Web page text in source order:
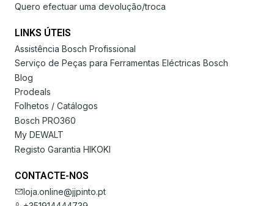
Quero efectuar uma devolução/troca
LINKS ÚTEIS
Assistência Bosch Profissional
Serviço de Peças para Ferramentas Eléctricas Bosch
Blog
Prodeals
Folhetos / Catálogos
Bosch PRO360
My DEWALT
Registo Garantia HIKOKI
CONTACTE-NOS
loja.online@jjpinto.pt